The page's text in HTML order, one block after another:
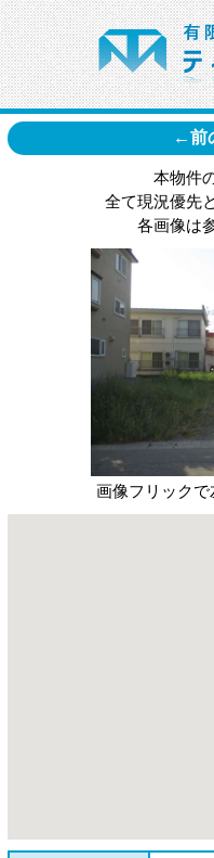
←前
本物件
全て現況優先
各画像は
画像フリック